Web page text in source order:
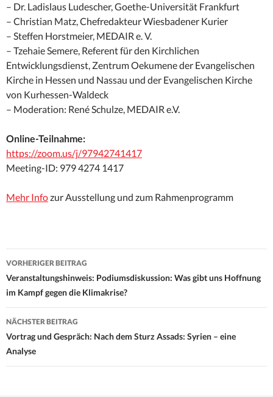
– Dr. Ladislaus Ludescher, Goethe-Universität Frankfurt
– Christian Matz, Chefredakteur Wiesbadener Kurier
– Steffen Horstmeier, MEDAIR e. V.
– Tzehaie Semere, Referent für den Kirchlichen
Entwicklungsdienst, Zentrum Oekumene der Evangelischen
Kirche in Hessen und Nassau und der Evangelischen Kirche
von Kurhessen-Waldeck
– Moderation: René Schulze, MEDAIR e.V.
Online-Teilnahme:
https://zoom.us/j/97942741417
Meeting-ID: 979 4274 1417
Mehr Infozur Ausstellung und zum Rahmenprogramm
Beitrags-
Navigation
VORHERIGER BEITRAG
Veranstaltungshinweis: Podiumsdiskussion: Was gibt uns Hoffnung
im Kampf gegen die Klimakrise?
NÄCHSTER BEITRAG
Vortrag und Gespräch: Nach dem Sturz Assads: Syrien – eine
Analyse